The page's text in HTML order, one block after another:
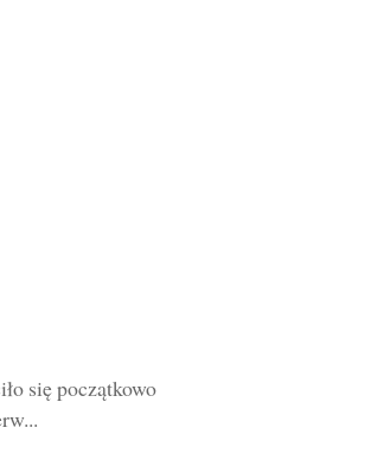
się początkowo